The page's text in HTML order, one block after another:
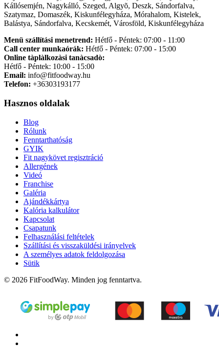
Kállósemjén, Nagykálló, Szeged, Algyõ, Deszk, Sándorfalva,
Szatymaz, Domaszék, Kiskunfélegyháza, Mórahalom, Kistelek,
Balástya, Sándorfalva, Kecskemét, Városföld, Kiskunfélegyháza
Menü szállítási menetrend: Hétfő - Péntek: 07:00 - 11:00
Call center munkaórák: Hétfő - Péntek: 07:00 - 15:00
Online tàplàlkozàsi tanàcsadò:
Hétfő - Péntek: 10:00 - 15:00
Email: info@fitfoodway.hu
Telefon: +36303193177
Hasznos oldalak
Blog
Rólunk
Fenntarthatóság
GYIK
Fit nagykövet regisztráció
Allergének
Videó
Franchise
Galéria
Ajándékkártya
Kalória kalkulátor
Kapcsolat
Csapatunk
Felhasználási feltételek
Szállítási és visszaküldési irányelvek
A személyes adatok feldolgozása
Sütik
© 2026 FitFoodWay. Minden jog fenntartva.